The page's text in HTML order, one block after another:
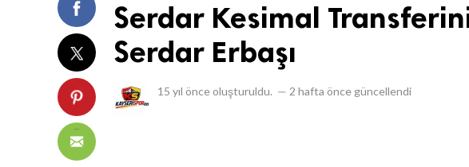
Serdar Kesimal
Serdar Erbaşı
15 yıl önce oluşturuldu. — 2 hafta önce güncellendi